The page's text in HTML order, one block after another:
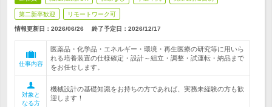
第二新卒歓迎 リモートワーク可
情報更新日：2026/06/26 終了予定日： 2026/12/17
仕事内容
医薬品・化学品・エネルギー・環境・再生医療の研究等に用いら
れる培養装置の仕様確定・設計～組立・調整・試運転・納品まで
をお任せします。
対象と
なる方
機械設計の基礎知識をお持ちの方であれば、実務未経験の方も歓
迎します！